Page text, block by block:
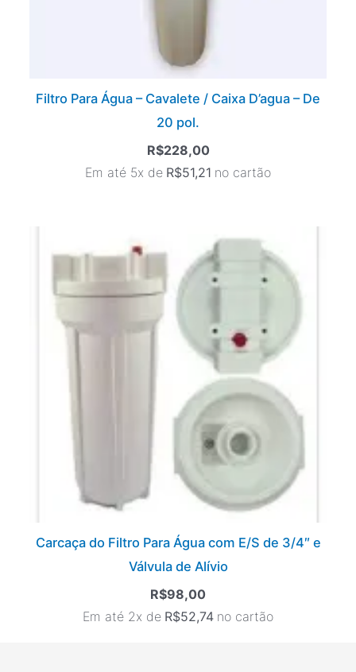
Filtro Para Água – Cavalete / Caixa D’agua – De
20 pol.
R$228,00
Em até 5x de R$51,21 no cartão
Carcaça do Filtro Para Água com E/S de 3/4″ e
Válvula de Alívio
R$98,00
Em até 2x de R$52,74 no cartão